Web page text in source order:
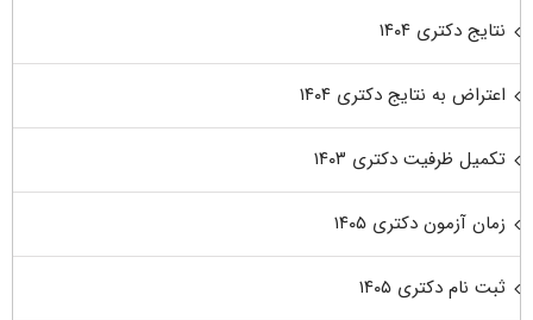
نتایج دکتری ۱۴۰۴
اعتراض به نتایج دکتری ۱۴۰۴
تکمیل ظرفیت دکتری ۱۴۰۳
زمان آزمون دکتری ۱۴۰۵
ثبت نام دکتری ۱۴۰۵